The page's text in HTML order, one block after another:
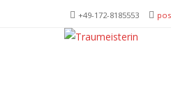
+49-172-­8185553